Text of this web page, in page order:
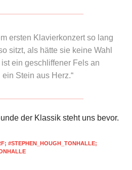
ersten Klavierkonzert so lang
sitzt, als hätte sie keine Wahl
ein geschliffener Fels an
Stein aus Herz.“
der Klassik steht uns bevor.
#STEPHEN_HOUGH_TONHALLE;